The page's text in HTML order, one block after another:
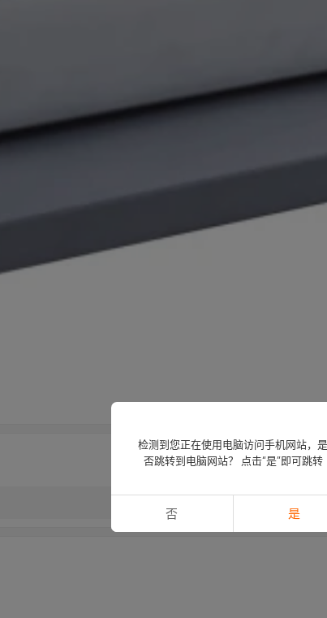
检测到您正在使用电脑访问手机网站，是
否跳转到电脑网站？ 点击“是”即可跳转
否 是